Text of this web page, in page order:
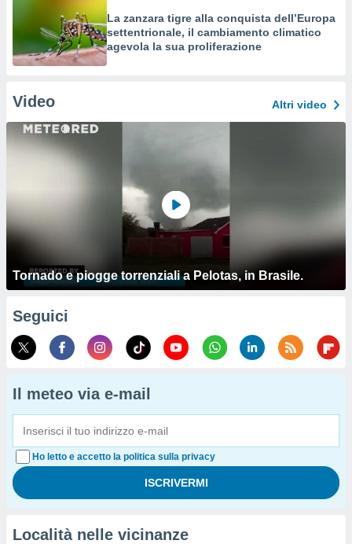
La zanzara tigre alla conquista dell’Europa
settentrionale, il cambiamento climatico
agevola la sua proliferazione
Video Altri video
Tornado e piogge torrenziali a Pelotas, in Brasile.
Seguici
Il meteo via e-mail
Ho letto e accetto la politica sulla privacy
Località nelle vicinanze